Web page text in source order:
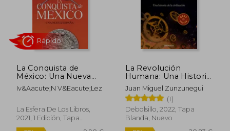
5%
dcto.
18,00 €
17,10 €
5%
dcto.
La Conquista de
México: Una Nueva
España
Iv&Aacute;N V&Eacute;Lez
La Esfera De Los Libros,
2021, 1 Edición, Tapa
Blanda, Nuevo
La Revolución
Humana: Una Historia
de la Civilización
Juan Miguel Zunzunegui
(1)
Debolsillo, 2022, Tapa
Blanda, Nuevo